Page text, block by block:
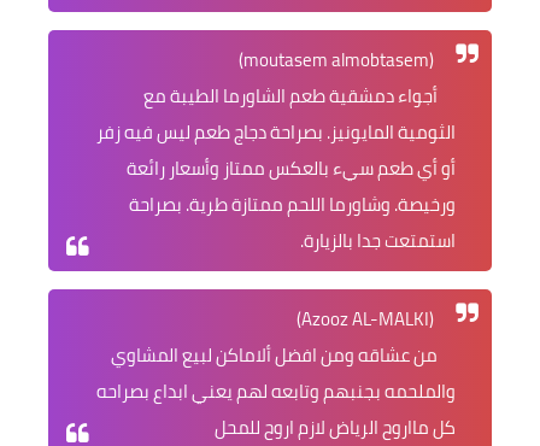
(moutasem almobtasem)
أجواء دمشقية طعم الشاورما الطيبة مع
الثومية المايونيز. بصراحة دجاج طعم ليس فيه زفر
أو أي طعم سيء بالعكس ممتاز وأسعار رائعة
ورخيصة. وشاورما اللحم ممتازة طرية. بصراحة
استمتعت جدا بالزيارة.
(Azooz AL-MALKI)
من عشاقه ومن افضل ألاماكن لبيع المشاوي
والملحمه بجنبهم وتابعه لهم يعني ابداع بصراحه
كل مااروح الرياض لازم اروح للمحل